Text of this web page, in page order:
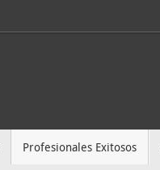
Profesionales Exitosos